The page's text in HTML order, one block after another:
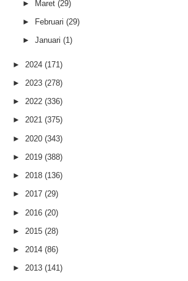
► Maret (29)
► Februari (29)
► Januari (1)
► 2024 (171)
► 2023 (278)
► 2022 (336)
► 2021 (375)
► 2020 (343)
► 2019 (388)
► 2018 (136)
► 2017 (29)
► 2016 (20)
► 2015 (28)
► 2014 (86)
► 2013 (141)